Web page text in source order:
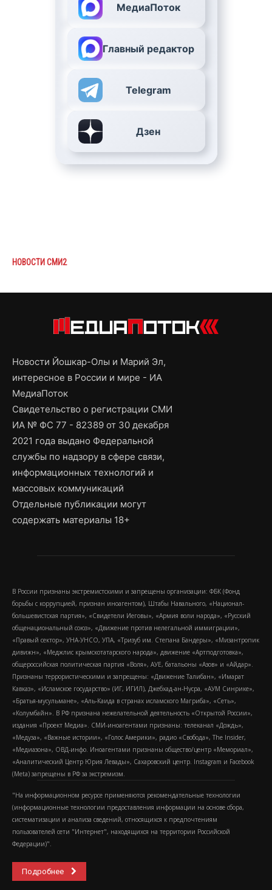
МедиаПоток
Главный редактор
Telegram
Дзен
НОВОСТИ СМИ2
Новости Йошкар-Олы и Марий Эл,
интересное в России и мире - ИА
МедиаПоток
Свидетельство о регистрации СМИ
ИА № ФС 77 - 82389 от 30 декабря
2021 года выдано Федеральной
службы по надзору в сфере связи,
информационных технологий и
массовых коммуникаций
Отдельные публикации могут
содержать материалы 18+
В России признаны экстремистскими и запрещены организации: ФБК (Фонд
борьбы с коррупцией, признан иноагентом), Штабы Навального, «Национал-
большевистская партия», «Свидетели Иеговы», «Армия воли народа», «Русский
общенациональный союз», «Движение против нелегальной иммиграции»,
«Правый сектор», УНА-УНСО, УПА, «Тризуб им. Степана Бандеры», «Мизантропик
дивижн», «Меджлис крымскотатарского народа», движение «Артподготовка»,
общероссийская политическая партия «Воля», АУЕ, батальоны «Азов» и «Айдар».
Признаны террористическими и запрещены: «Движение Талибан», «Имарат
Кавказ», «Исламское государство» (ИГ, ИГИЛ), Джебхад-ан-Нусра, «АУМ Синрике»,
«Братья-мусульмане», «Аль-Каида в странах исламского Магриба», «Сеть»,
«Колумбайн». В РФ признана нежелательной деятельность «Открытой России»,
издания «Проект Медиа». СМИ-иноагентами признаны: телеканал «Дождь»,
«Медуза», «Важные истории», «Голос Америки», радио «Свобода», The Insider,
«Медиазона», ОВД-инфо. Иноагентами признаны общество/центр «Мемориал»,
«Аналитический Центр Юрия Левады», Сахаровский центр. Instagram и Facebook
(Metа) запрещены в РФ за экстремизм.
"На информационном ресурсе применяются рекомендательные технологии
(информационные технологии предоставления информации на основе сбора,
систематизации и анализа сведений, относящихся к предпочтениям
пользователей сети "Интернет", находящихся на территории Российской
Федерации)".
Подробнее